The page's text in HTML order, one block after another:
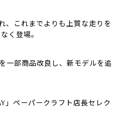
、これまでよりも上質な走りを
く登場。
一部商品改良し、新モデルを追
」ペーパークラフト店長セレク